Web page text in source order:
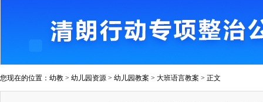
您现在的位置： 幼教 > 幼儿园资源 > 幼儿园教案 > 大班语言教案 > 正文